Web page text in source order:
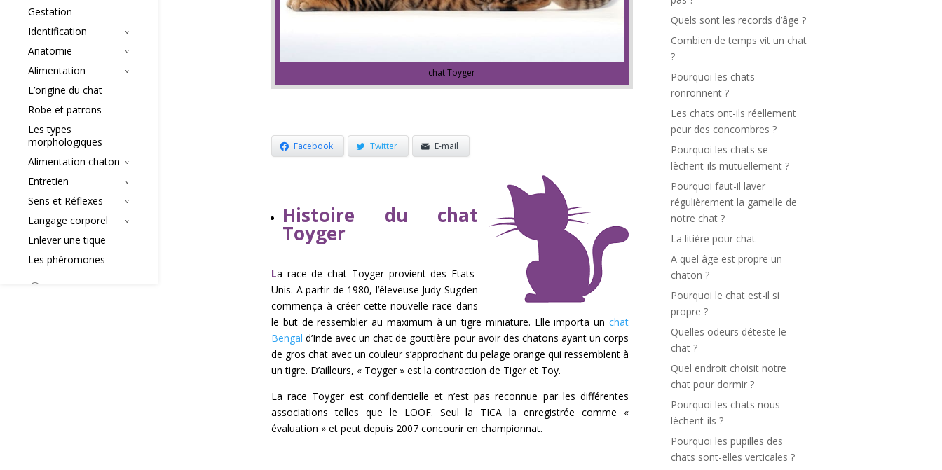
Gestation
Identification
Anatomie
Alimentation
L’origine du chat
Robe et patrons
Les types
morphologiques
Alimentation chaton
Entretien
Sens et Réflexes
Langage corporel
Enlever une tique
Les phéromones
chat Toyger
Facebook Twitter E-mail
Histoire du chat
Toyger
La race de chat Toyger provient des Etats-
Unis. A partir de 1980, l’éleveuse Judy Sugden
commença à créer cette nouvelle race dans
le but de ressembler au maximum à un tigre miniature. Elle importa un chat
Bengal d’Inde avec un chat de gouttière pour avoir des chatons ayant un corps
de gros chat avec un couleur s’approchant du pelage orange qui ressemblent à
un tigre. D’ailleurs, « Toyger » est la contraction de Tiger et Toy.
La race Toyger est confidentielle et n’est pas reconnue par les différentes
associations telles que le LOOF. Seul la TICA la enregistrée comme «
évaluation » et peut depuis 2007 concourir en championnat.
Quels sont les records d’âge ?
Combien de temps vit un chat
?
Pourquoi les chats
ronronnent ?
Les chats ont-ils réellement
peur des concombres ?
Pourquoi les chats se
lèchent-ils mutuellement ?
Pourquoi faut-il laver
régulièrement la gamelle de
notre chat ?
La litière pour chat
A quel âge est propre un
chaton ?
Pourquoi le chat est-il si
propre ?
Quelles odeurs déteste le
chat ?
Quel endroit choisit notre
chat pour dormir ?
Pourquoi les chats nous
lèchent-ils ?
Pourquoi les pupilles des
chats sont-elles verticales ?